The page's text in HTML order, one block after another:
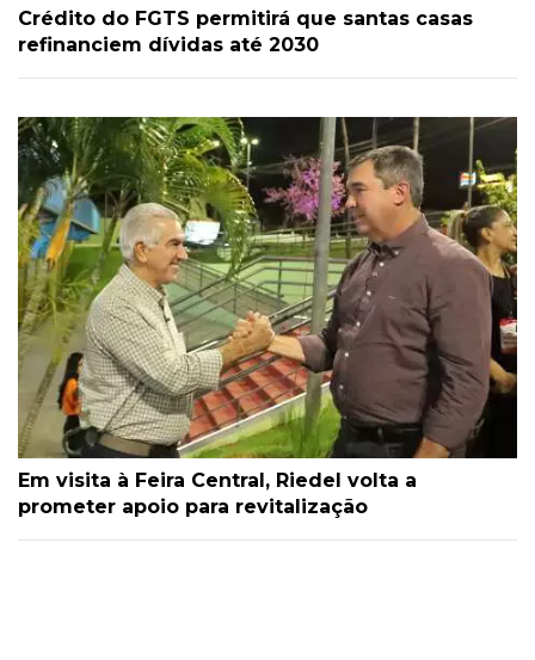
Crédito do FGTS permitirá que santas casas
refinanciem dívidas até 2030
Em visita à Feira Central, Riedel volta a
prometer apoio para revitalização